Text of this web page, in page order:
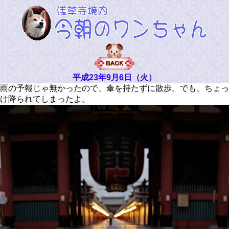
平成23年9月6日（火）
予報じゃ無かったので、傘を持たずに散歩。でも、ちょ
降られてしまったよ。